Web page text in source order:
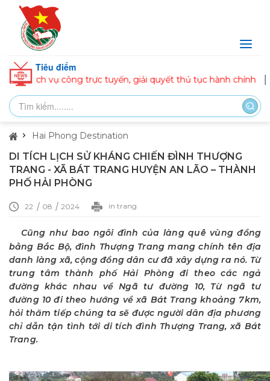
Tiêu điểm
công trực tuyến, giải quyết thủ tục hành chính ĐOÀN
Hai Phong Destination
DI TÍCH LỊCH SỬ KHÁNG CHIẾN ĐÌNH THƯỢNG
TRANG - XÃ BÁT TRANG HUYỆN AN LÃO – THÀNH
PHỐ HẢI PHÒNG
22 08 2024 in trang
Cũng như bao ngôi đình của làng quê vùng đồng
bằng Bắc Bộ, đình Thượng Trang mang chính tên địa
danh làng xã, cộng đồng dân cư đã xây dựng ra nó. Từ
trung tâm thành phố Hải Phòng đi theo các ngả
đường khác nhau về Ngã tư đường 10, Từ ngã tư
đường 10 đi theo hướng về xã Bát Trang khoảng 7km,
hỏi thăm tiếp chúng ta sẽ được người dân địa phương
chỉ dẫn tận tình tới di tích đình Thượng Trang, xã Bát
Trang.